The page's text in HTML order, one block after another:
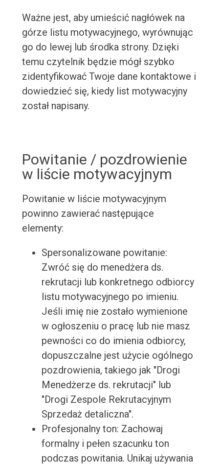
Ważne jest, aby umieścić nagłówek na
górze listu motywacyjnego, wyrównując
go do lewej lub środka strony. Dzięki
temu czytelnik będzie mógł szybko
zidentyfikować Twoje dane kontaktowe i
dowiedzieć się, kiedy list motywacyjny
został napisany.
Powitanie / pozdrowienie
w liście motywacyjnym
Powitanie w liście motywacyjnym
powinno zawierać następujące
elementy:
Spersonalizowane powitanie:
Zwróć się do menedżera ds.
rekrutacji lub konkretnego odbiorcy
listu motywacyjnego po imieniu.
Jeśli imię nie zostało wymienione
w ogłoszeniu o pracę lub nie masz
pewności co do imienia odbiorcy,
dopuszczalne jest użycie ogólnego
pozdrowienia, takiego jak "Drogi
Menedżerze ds. rekrutacji" lub
"Drogi Zespole Rekrutacyjnym
Sprzedaż detaliczna".
Profesjonalny ton: Zachowaj
formalny i pełen szacunku ton
podczas powitania. Unikaj używania